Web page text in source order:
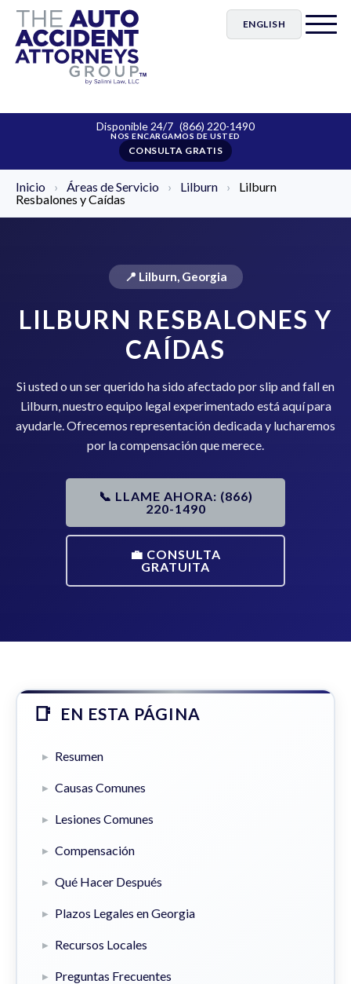
ENGLISH
Disponible 24/7 (866) 220-1490
CONSULTA GRATIS
Inicio › Áreas de Servicio › Lilburn ›
Lilburn
Resbalones y Caídas
📍 Lilburn, Georgia
LILBURN RESBALONES Y
CAÍDAS
Si usted o un ser querido ha sido afectado por slip and fall en
Lilburn, nuestro equipo legal experimentado está aquí para
ayudarle. Ofrecemos representación dedicada y lucharemos
por la compensación que merece.
📞 LLAME AHORA: (866)
220-1490
💼 CONSULTA
GRATUITA
EN ESTA PÁGINA
Resumen
Causas Comunes
Lesiones Comunes
Compensación
Qué Hacer Después
Plazos Legales en Georgia
Recursos Locales
Preguntas Frecuentes